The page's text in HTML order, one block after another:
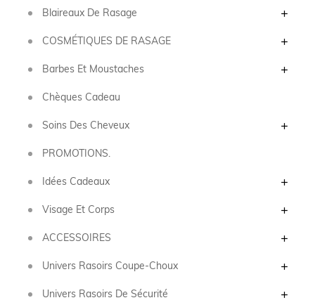
Blaireaux De Rasage
COSMÉTIQUES DE RASAGE
Barbes Et Moustaches
Chèques Cadeau
Soins Des Cheveux
PROMOTIONS.
Idées Cadeaux
Visage Et Corps
ACCESSOIRES
Univers Rasoirs Coupe-Choux
Univers Rasoirs De Sécurité